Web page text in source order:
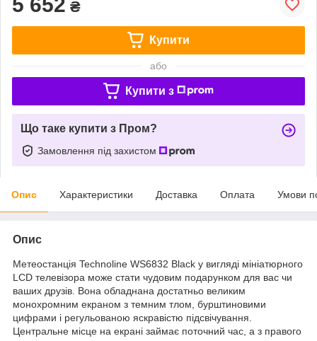
₴
Купити
або
Купити з
Що таке купити з Пром?
Замовлення під захистом
Опис Характеристики Доставка Оплата Умови
Опис
Метеостанція Technoline WS6832 Black у вигляді мініатюрного
LCD телевізора може стати чудовим подарунком для вас чи
ваших друзів. Вона обладнана достатньо великим
монохромним екраном з темним тлом, бурштиновими
цифрами і регульованою яскравістю підсвічування.
Центральне місце на екрані займає поточний час, а з правого